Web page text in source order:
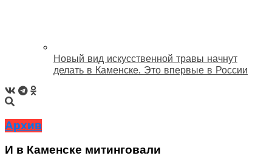
Новый вид искусственной травы начнут
делать в Каменске. Это впервые в России
Архив
И в Каменске митинговали